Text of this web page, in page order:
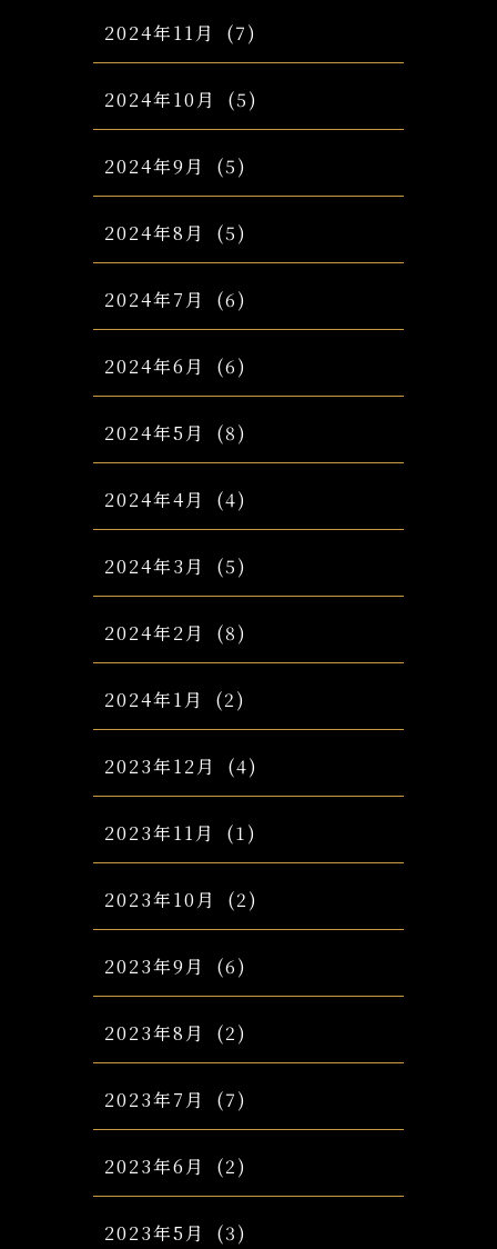
2024年11月 (7)
2024年10月 (5)
2024年9月 (5)
2024年8月 (5)
2024年7月 (6)
2024年6月 (6)
2024年5月 (8)
2024年4月 (4)
2024年3月 (5)
2024年2月 (8)
2024年1月 (2)
2023年12月 (4)
2023年11月 (1)
2023年10月 (2)
2023年9月 (6)
2023年8月 (2)
2023年7月 (7)
2023年6月 (2)
2023年5月 (3)